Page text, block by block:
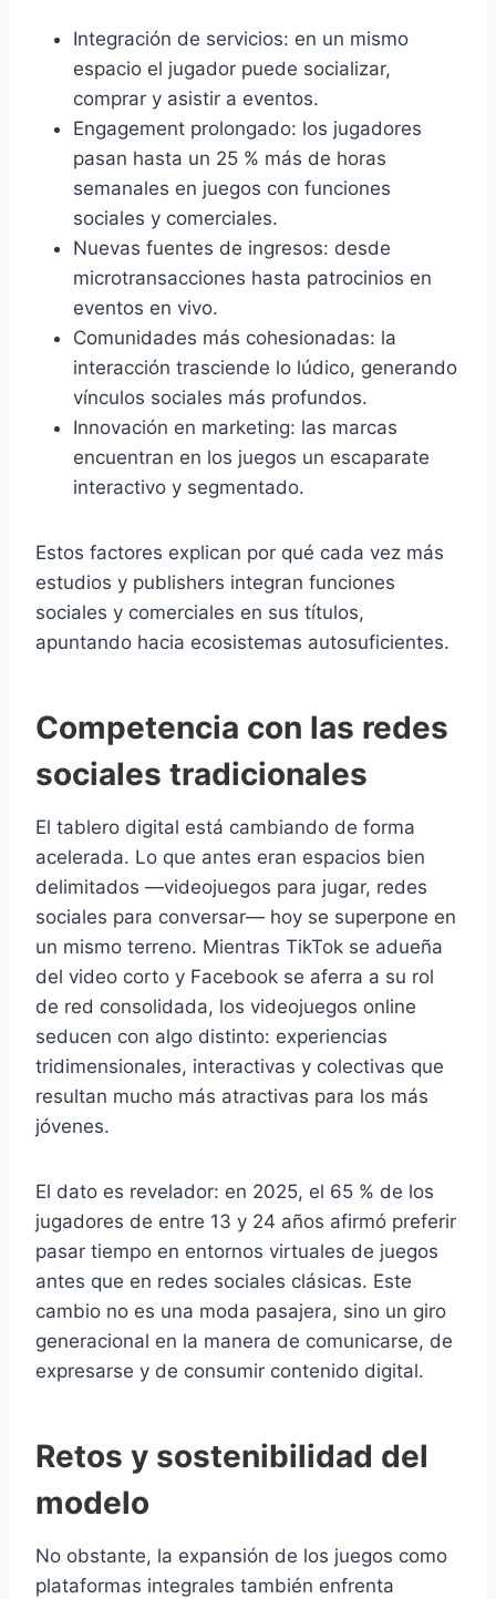
Integración de servicios: en un mismo
espacio el jugador puede socializar,
comprar y asistir a eventos.
Engagement prolongado: los jugadores
pasan hasta un 25 % más de horas
semanales en juegos con funciones
sociales y comerciales.
Nuevas fuentes de ingresos: desde
microtransacciones hasta patrocinios en
eventos en vivo.
Comunidades más cohesionadas: la
interacción trasciende lo lúdico, generando
vínculos sociales más profundos.
Innovación en marketing: las marcas
encuentran en los juegos un escaparate
interactivo y segmentado.
Estos factores explican por qué cada vez más
estudios y publishers integran funciones
sociales y comerciales en sus títulos,
apuntando hacia ecosistemas autosuficientes.
Competencia con las redes
sociales tradicionales
El tablero digital está cambiando de forma
acelerada. Lo que antes eran espacios bien
delimitados —videojuegos para jugar, redes
sociales para conversar— hoy se superpone en
un mismo terreno. Mientras TikTok se adueña
del video corto y Facebook se aferra a su rol
de red consolidada, los videojuegos online
seducen con algo distinto: experiencias
tridimensionales, interactivas y colectivas que
resultan mucho más atractivas para los más
jóvenes.
El dato es revelador: en 2025, el 65 % de los
jugadores de entre 13 y 24 años afirmó preferir
pasar tiempo en entornos virtuales de juegos
antes que en redes sociales clásicas. Este
cambio no es una moda pasajera, sino un giro
generacional en la manera de comunicarse, de
expresarse y de consumir contenido digital.
Retos y sostenibilidad del
modelo
No obstante, la expansión de los juegos como
plataformas integrales también enfrenta